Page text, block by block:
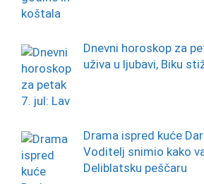
Dnevni horoskop za
uživa u ljubavi, Biku
Drama ispred kuće
Voditelj snimio kako
Deliblatsku peščaru